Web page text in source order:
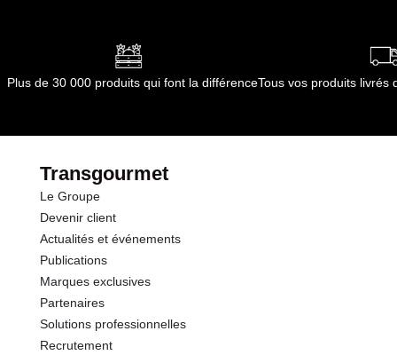
Plus de 30 000 produits qui font la différenceTous vos produits livrés
Transgourmet
Le Groupe
Devenir client
Actualités et événements
Publications
Marques exclusives
Partenaires
Solutions professionnelles
Recrutement